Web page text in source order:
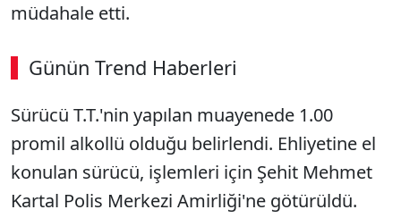
müdahale etti.
Günün Trend Haberleri
Sürücü T.T.'nin yapılan muayenede 1.00
promil alkollü olduğu belirlendi. Ehliyetine el
konulan sürücü, işlemleri için Şehit Mehmet
Kartal Polis Merkezi Amirliği'ne götürüldü.